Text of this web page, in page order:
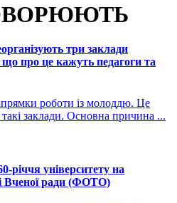
три заклади
що про це кажуть педагоги та
роботи із молоддю. Це
такі заклади. Основна причина ...
річчя університету на
Вченої ради (ФОТО)